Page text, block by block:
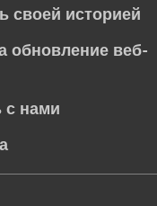
своей историей
обновление веб-
с нами